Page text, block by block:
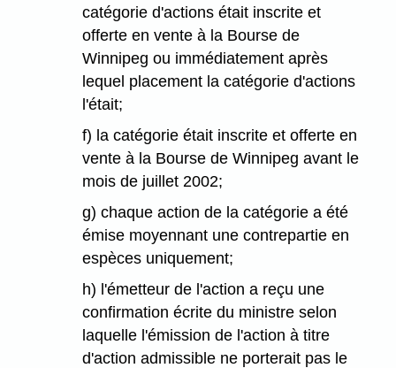
catégorie d'actions était inscrite et
offerte en vente à la Bourse de
Winnipeg ou immédiatement après
lequel placement la catégorie d'actions
l'était;
f) la catégorie était inscrite et offerte en
vente à la Bourse de Winnipeg avant le
mois de juillet 2002;
g) chaque action de la catégorie a été
émise moyennant une contrepartie en
espèces uniquement;
h) l'émetteur de l'action a reçu une
confirmation écrite du ministre selon
laquelle l'émission de l'action à titre
d'action admissible ne porterait pas le